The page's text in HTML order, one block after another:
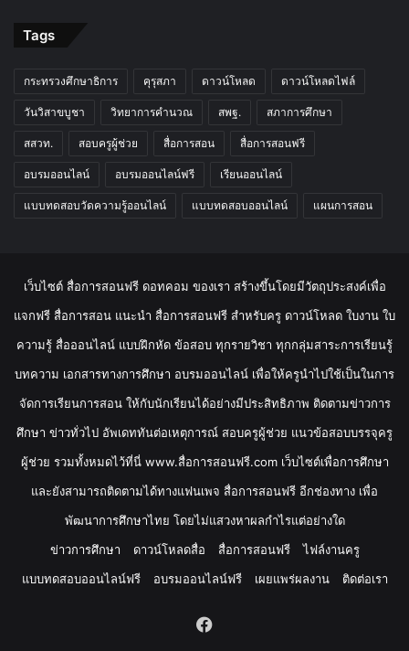
Tags
กระทรวงศึกษาธิการ คุรุสภา ดาวน์โหลด ดาวน์โหลดไฟล์
วันวิสาขบูชา วิทยาการคำนวณ สพฐ. สภาการศึกษา
สสวท. สอบครูผู้ช่วย สื่อการสอน สื่อการสอนฟรี
อบรมออนไลน์ อบรมออนไลน์ฟรี เรียนออนไลน์
แบบทดสอบวัดความรู้ออนไลน์ แบบทดสอบออนไลน์ แผนการสอน
เว็บไซต์ สื่อการสอนฟรี ดอทคอม ของเรา สร้างขึ้นโดยมีวัตถุประสงค์เพื่อ
แจกฟรี สื่อการสอน แนะนำ สื่อการสอนฟรี สำหรับครู ดาวน์โหลด ใบงาน ใบ
ความรู้ สื่อออนไลน์ แบบฝึกหัด ข้อสอบ ทุกรายวิชา ทุกกลุ่มสาระการเรียนรู้
บทความ เอกสารทางการศึกษา อบรมออนไลน์ เพื่อให้ครูนำไปใช้เป็นในการ
จัดการเรียนการสอน ให้กับนักเรียนได้อย่างมีประสิทธิภาพ ติดตามข่าวการ
ศึกษา ข่าวทั่วไป อัพเดททันต่อเหตุการณ์ สอบครูผู้ช่วย แนวข้อสอบบรรจุครู
ผู้ช่วย รวมทั้งหมดไว้ที่นี่ www.สื่อการสอนฟรี.com เว็บไซต์เพื่อการศึกษา
และยังสามารถติดตามได้ทางแฟนเพจ สื่อการสอนฟรี อีกช่องทาง เพื่อ
พัฒนาการศึกษาไทย โดยไม่แสวงหาผลกำไรแต่อย่างใด
ข่าวการศึกษา
ดาวน์โหลดสื่อ สื่อการสอนฟรี
ไฟล์งานครู
แบบทดสอบออนไลน์ฟรี
อบรมออนไลน์ฟรี เผยแพร่ผลงาน ติดต่อเรา
Facebook